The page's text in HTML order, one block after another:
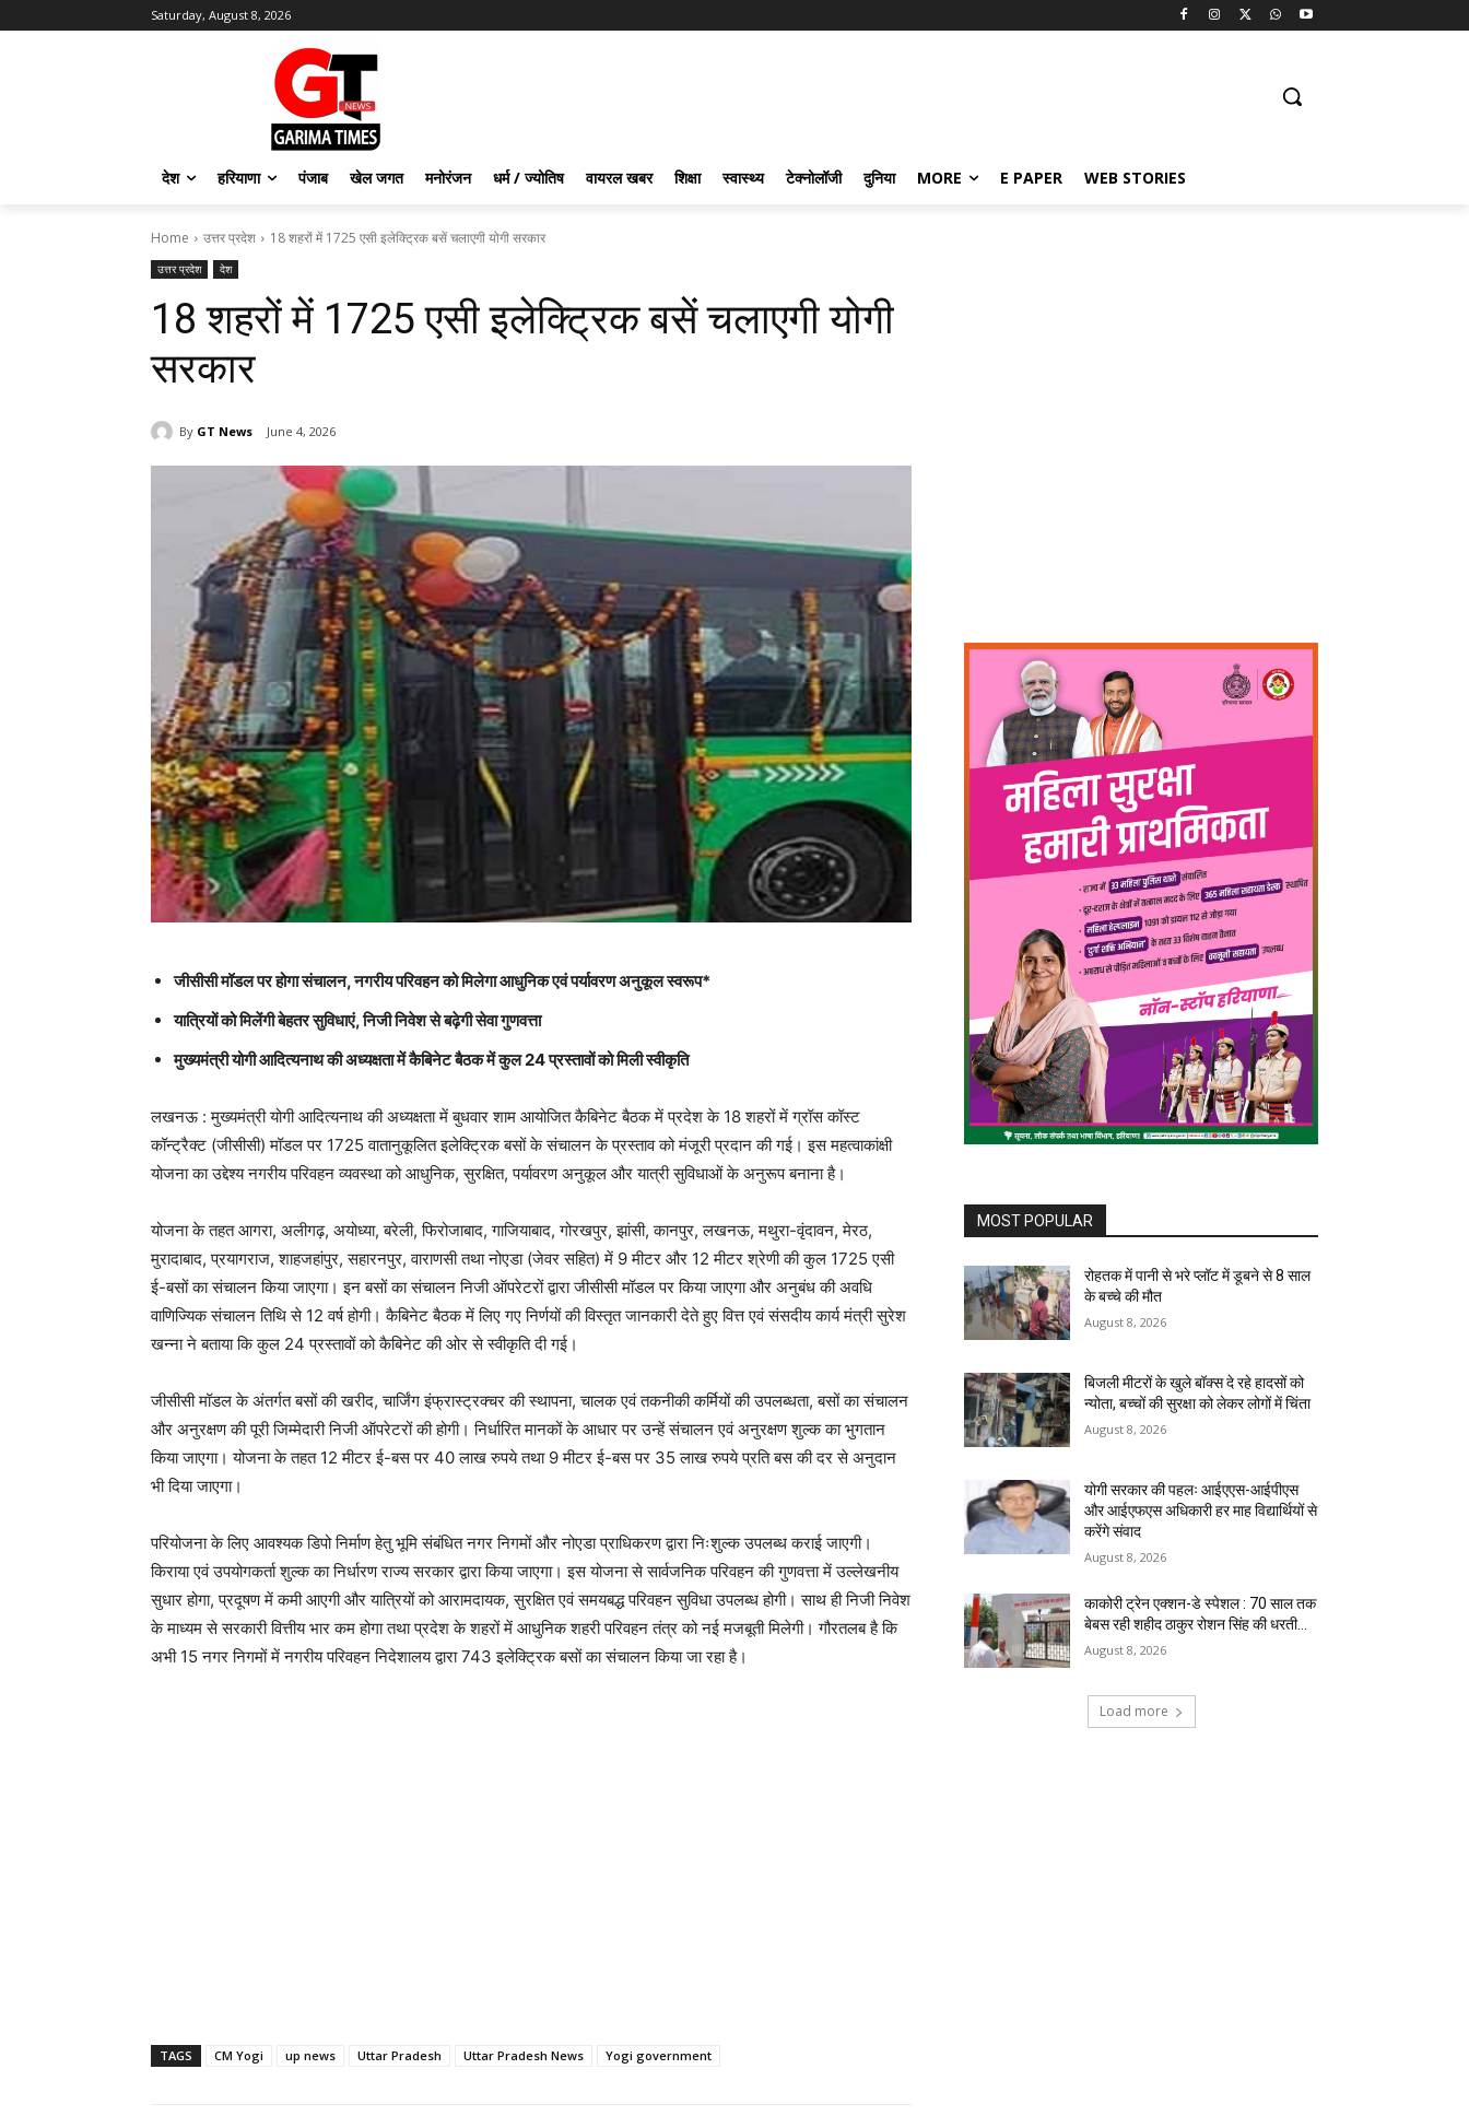
Saturday, August 8, 2026
देश हरियाणा पंजाब खेल जगत मनोरंजन धर्म / ज्योतिष वायरल खबर शिक्षा स्वास्थ्य टेक्नोलॉजी दुनिया MORE E PAPER WEB STORIES
Home उत्तर प्रदेश 18 शहरों में 1725 एसी इलेक्ट्रिक बसें चलाएगी योगी सरकार
उत्तर प्रदेश देश
18 शहरों में 1725 एसी इलेक्ट्रिक बसें चलाएगी योगी
सरकार
By GT News June 4, 2026
जीसीसी मॉडल पर होगा संचालन, नगरीय परिवहन को मिलेगा आधुनिक एवं पर्यावरण अनुकूल स्वरूप*
यात्रियों को मिलेंगी बेहतर सुविधाएं, निजी निवेश से बढ़ेगी सेवा गुणवत्ता
मुख्यमंत्री योगी आदित्यनाथ की अध्यक्षता में कैबिनेट बैठक में कुल 24 प्रस्तावों को मिली स्वीकृति
लखनऊ : मुख्यमंत्री योगी आदित्यनाथ की अध्यक्षता में बुधवार शाम आयोजित कैबिनेट बैठक में प्रदेश के 18 शहरों में ग्रॉस कॉस्ट
कॉन्ट्रैक्ट (जीसीसी) मॉडल पर 1725 वातानुकूलित इलेक्ट्रिक बसों के संचालन के प्रस्ताव को मंजूरी प्रदान की गई। इस महत्वाकांक्षी
योजना का उद्देश्य नगरीय परिवहन व्यवस्था को आधुनिक, सुरक्षित, पर्यावरण अनुकूल और यात्री सुविधाओं के अनुरूप बनाना है।
योजना के तहत आगरा, अलीगढ़, अयोध्या, बरेली, फिरोजाबाद, गाजियाबाद, गोरखपुर, झांसी, कानपुर, लखनऊ, मथुरा-वृंदावन, मेरठ,
मुरादाबाद, प्रयागराज, शाहजहांपुर, सहारनपुर, वाराणसी तथा नोएडा (जेवर सहित) में 9 मीटर और 12 मीटर श्रेणी की कुल 1725 एसी
ई-बसों का संचालन किया जाएगा। इन बसों का संचालन निजी ऑपरेटरों द्वारा जीसीसी मॉडल पर किया जाएगा और अनुबंध की अवधि
वाणिज्यिक संचालन तिथि से 12 वर्ष होगी। कैबिनेट बैठक में लिए गए निर्णयों की विस्तृत जानकारी देते हुए वित्त एवं संसदीय कार्य मंत्री सुरेश
खन्ना ने बताया कि कुल 24 प्रस्तावों को कैबिनेट की ओर से स्वीकृति दी गई।
जीसीसी मॉडल के अंतर्गत बसों की खरीद, चार्जिंग इंफ्रास्ट्रक्चर की स्थापना, चालक एवं तकनीकी कर्मियों की उपलब्धता, बसों का संचालन
और अनुरक्षण की पूरी जिम्मेदारी निजी ऑपरेटरों की होगी। निर्धारित मानकों के आधार पर उन्हें संचालन एवं अनुरक्षण शुल्क का भुगतान
किया जाएगा। योजना के तहत 12 मीटर ई-बस पर 40 लाख रुपये तथा 9 मीटर ई-बस पर 35 लाख रुपये प्रति बस की दर से अनुदान
भी दिया जाएगा।
परियोजना के लिए आवश्यक डिपो निर्माण हेतु भूमि संबंधित नगर निगमों और नोएडा प्राधिकरण द्वारा निःशुल्क उपलब्ध कराई जाएगी।
किराया एवं उपयोगकर्ता शुल्क का निर्धारण राज्य सरकार द्वारा किया जाएगा। इस योजना से सार्वजनिक परिवहन की गुणवत्ता में उल्लेखनीय
सुधार होगा, प्रदूषण में कमी आएगी और यात्रियों को आरामदायक, सुरक्षित एवं समयबद्ध परिवहन सुविधा उपलब्ध होगी। साथ ही निजी निवेश
के माध्यम से सरकारी वित्तीय भार कम होगा तथा प्रदेश के शहरों में आधुनिक शहरी परिवहन तंत्र को नई मजबूती मिलेगी। गौरतलब है कि
अभी 15 नगर निगमों में नगरीय परिवहन निदेशालय द्वारा 743 इलेक्ट्रिक बसों का संचालन किया जा रहा है।
TAGS CM Yogi up news Uttar Pradesh Uttar Pradesh News Yogi government
MOST POPULAR
रोहतक में पानी से भरे प्लॉट में डूबने से 8 साल
के बच्चे की मौत
August 8, 2026
बिजली मीटरों के खुले बॉक्स दे रहे हादसों को
न्योता, बच्चों की सुरक्षा को लेकर लोगों में चिंता
August 8, 2026
योगी सरकार की पहलः आईएएस-आईपीएस
और आईएफएस अधिकारी हर माह विद्यार्थियों से
करेंगे संवाद
August 8, 2026
काकोरी ट्रेन एक्शन-डे स्पेशल : 70 साल तक
बेबस रही शहीद ठाकुर रोशन सिंह की धरती…
August 8, 2026
Load more